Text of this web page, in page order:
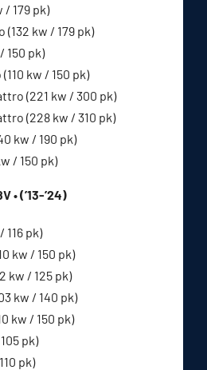
/ 179 pk)
(132 kw / 179 pk)
150 pk)
kw / 150 pk)
(221 kw / 300 pk)
(228 kw / 310 pk)
kw / 190 pk)
/ 150 pk)
• (’13-’24)
116 pk)
kw / 150 pk)
kw / 125 pk)
kw / 140 pk)
kw / 150 pk)
pk)
pk)